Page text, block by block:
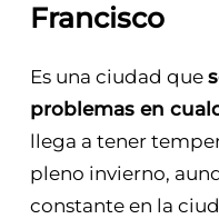
Francisco
Es una ciudad que
problemas en
llega a tener
pleno invierno,
constante en la